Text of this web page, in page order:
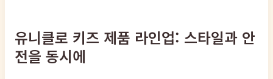
유니클로 키즈 제품 라인업: 스타일과 안
전을 동시에